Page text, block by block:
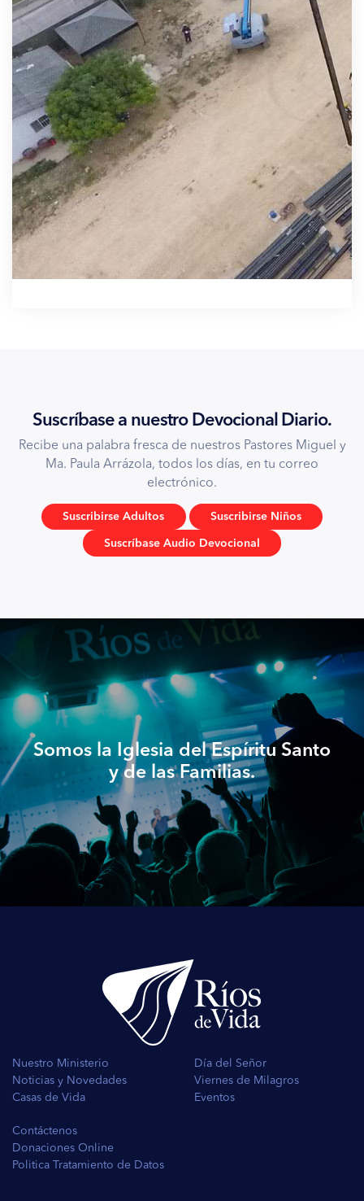
Suscríbase a nuestro Devocional Diario.
Recibe una palabra fresca de nuestros Pastores Miguel y
Ma. Paula Arrázola, todos los días, en tu correo
electrónico.
Suscribirse Adultos Suscribirse Niños
Suscríbase Audio Devocional
Somos la Iglesia del Espíritu Santo
y de las Familias.
Nuestro Ministerio
Noticias y Novedades
Casas de Vida
Día del Señor
Viernes de Milagros
Eventos
Contáctenos
Donaciones Online
Politica Tratamiento de Datos